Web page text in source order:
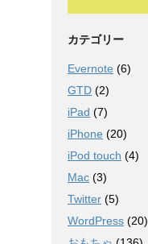
カテゴリー
Evernote (6)
GTD (2)
iPad (7)
iPhone (20)
iPod touch (4)
Mac (3)
Twitter (5)
WordPress (20)